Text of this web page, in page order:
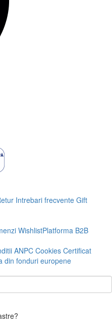
Intrebari frecvente Gift
WishlistPlatforma B2B
ANPC Cookies Certificat
din fonduri europene